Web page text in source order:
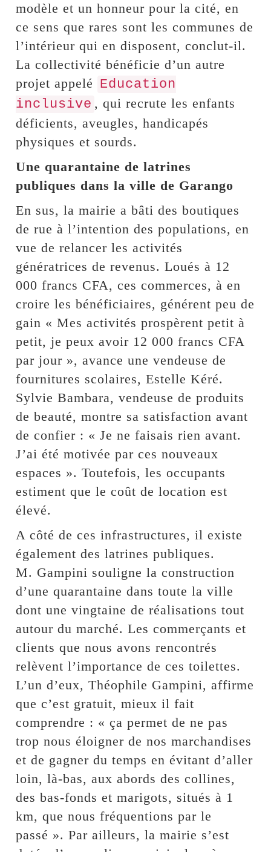
modèle et un honneur pour la cité, en
ce sens que rares sont les communes de
l’intérieur qui en disposent, conclut-il.
La collectivité bénéficie d’un autre
projet appelé Education
inclusive , qui recrute les enfants
déficients, aveugles, handicapés
physiques et sourds.
Une quarantaine de latrines
publiques dans la ville de Garango
En sus, la mairie a bâti des boutiques
de rue à l’intention des populations, en
vue de relancer les activités
génératrices de revenus. Loués à 12
000 francs CFA, ces commerces, à en
croire les bénéficiaires, générent peu de
gain « Mes activités prospèrent petit à
petit, je peux avoir 12 000 francs CFA
par jour », avance une vendeuse de
fournitures scolaires, Estelle Kéré.
Sylvie Bambara, vendeuse de produits
de beauté, montre sa satisfaction avant
de confier : « Je ne faisais rien avant.
J’ai été motivée par ces nouveaux
espaces ». Toutefois, les occupants
estiment que le coût de location est
élevé.
A côté de ces infrastructures, il existe
également des latrines publiques.
M. Gampini souligne la construction
d’une quarantaine dans toute la ville
dont une vingtaine de réalisations tout
autour du marché. Les commerçants et
clients que nous avons rencontrés
relèvent l’importance de ces toilettes.
L’un d’eux, Théophile Gampini, affirme
que c’est gratuit, mieux il fait
comprendre : « ça permet de ne pas
trop nous éloigner de nos marchandises
et de gagner du temps en évitant d’aller
loin, là-bas, aux abords des collines,
des bas-fonds et marigots, situés à 1
km, que nous fréquentions par le
passé ». Par ailleurs, la mairie s’est